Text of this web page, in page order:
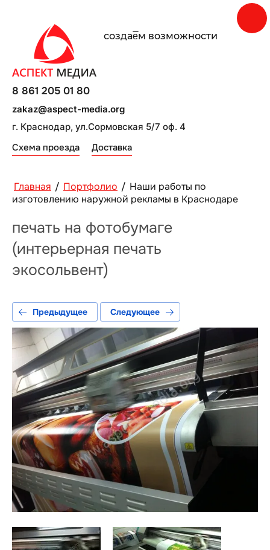
создаe̅м возможности
г. Краснодар, ул.Сормовская 5/7 оф. 4
Схема проезда Доставка
8 861 205 01 80
zakaz@aspect-media.org
Главная / Портфолио / Наши работы по
изготовлению наружной рекламы в Краснодаре
печать на фотобумаге
(интерьерная печать
экосольвент)
Предыдущее Следующее